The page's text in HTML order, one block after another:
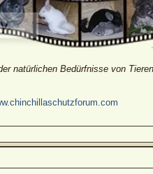
natürlichen Bedürfnisse von Tieren.